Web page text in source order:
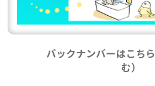
バックナンバーはこち
む）